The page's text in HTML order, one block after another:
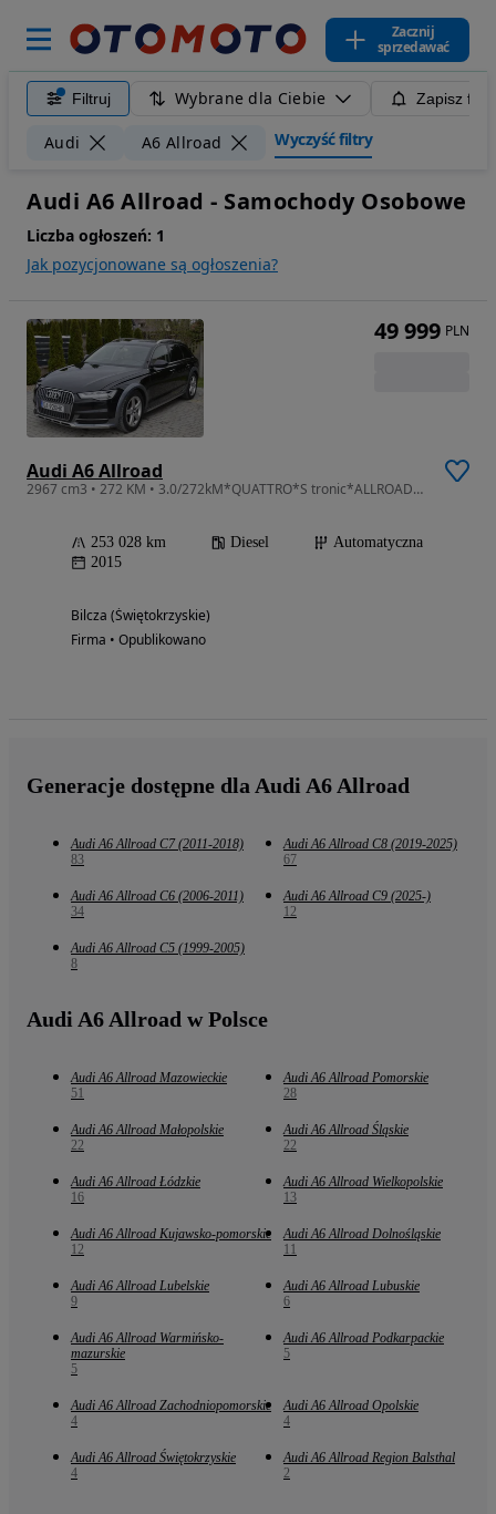
Zacznij
sprzedawać
Filtruj Wybrane dla Ciebie Zapisz
Audi A6 Allroad Wyczyść filtry
Audi A6 Allroad - Samochody Osobowe
Liczba ogłoszeń: 1
Jak pozycjonowane są ogłoszenia?
Audi A6 Allroad
2967 cm3 • 272 KM • 3.0/272kM*QUATTRO*S tronic*ALLROAD*Salon Pl*Bogate wyposażenie*Fv23%
253 028 km Diesel
Automatyczna
2015
Bilcza (Świętokrzyskie)
Firma • Opublikowano
49 999 PLN
Generacje dostępne dla Audi A6 Allroad
Audi A6 Allroad C7 (2011-2018)
83
Audi A6 Allroad C8 (2019-2025)
67
Audi A6 Allroad C6 (2006-2011)
34
Audi A6 Allroad C9 (2025-)
12
Audi A6 Allroad C5 (1999-2005)
8
Audi A6 Allroad w Polsce
Audi A6 Allroad Mazowieckie
51
Audi A6 Allroad Pomorskie
28
Audi A6 Allroad Małopolskie
22
Audi A6 Allroad Śląskie
22
Audi A6 Allroad Łódzkie
16
Audi A6 Allroad Wielkopolskie
13
Audi A6 Allroad Kujawsko-pomorskie
12
Audi A6 Allroad Dolnośląskie
11
Audi A6 Allroad Lubelskie
9
Audi A6 Allroad Lubuskie
6
Audi A6 Allroad Warmińsko-
mazurskie
5
Audi A6 Allroad Podkarpackie
5
Audi A6 Allroad Zachodniopomorskie
4
Audi A6 Allroad Opolskie
4
Audi A6 Allroad Świętokrzyskie
4
Audi A6 Allroad Region Balsthal
2